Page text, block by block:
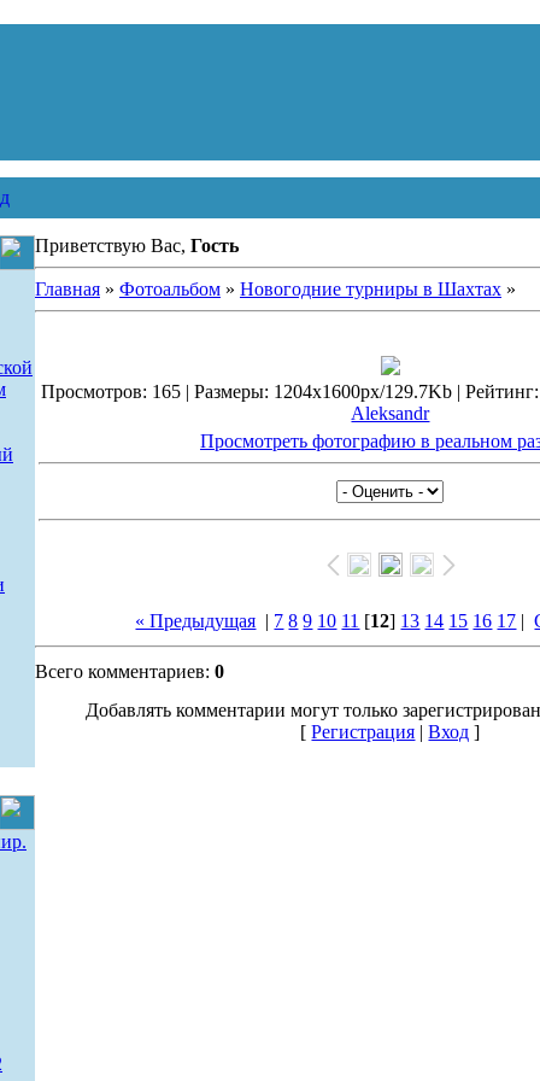
Приветствую Вас, Гость
Главная» Фотоальбом» Новогодние турниры в Шахтах»
Просмотров: 165 | Размеры: 1204x1600px/129.7Kb |
Aleksandr
Просмотреть фотографию в реальном
« Предыдущая | 7 8 9 10 11 [12] 13 14 15 16 17 |
Всего комментариев: 0
Добавлять комментарии могут только
[Регистрация |Вход ]